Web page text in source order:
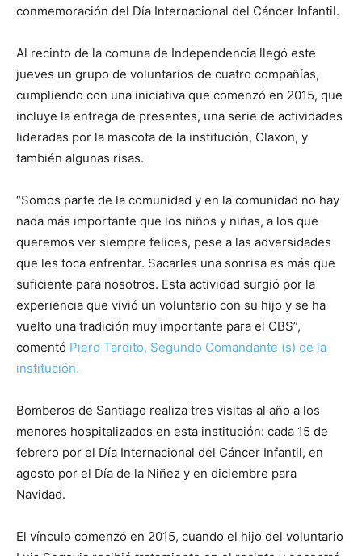
conmemoración del Día Internacional del Cáncer Infantil.
Al recinto de la comuna de Independencia llegó este
jueves un grupo de voluntarios de cuatro compañías,
cumpliendo con una iniciativa que comenzó en 2015, que
incluye la entrega de presentes, una serie de actividades
lideradas por la mascota de la institución, Claxon, y
también algunas risas.
“Somos parte de la comunidad y en la comunidad no hay
nada más importante que los niños y niñas, a los que
queremos ver siempre felices, pese a las adversidades
que les toca enfrentar. Sacarles una sonrisa es más que
suficiente para nosotros. Esta actividad surgió por la
experiencia que vivió un voluntario con su hijo y se ha
vuelto una tradición muy importante para el CBS”,
comentó Piero Tardito, Segundo Comandante (s) de la
institución.
Bomberos de Santiago realiza tres visitas al año a los
menores hospitalizados en esta institución: cada 15 de
febrero por el Día Internacional del Cáncer Infantil, en
agosto por el Día de la Niñez y en diciembre para
Navidad.
El vínculo comenzó en 2015, cuando el hijo del voluntario